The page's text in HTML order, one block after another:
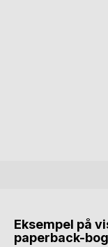
Eksempel på
paperback-